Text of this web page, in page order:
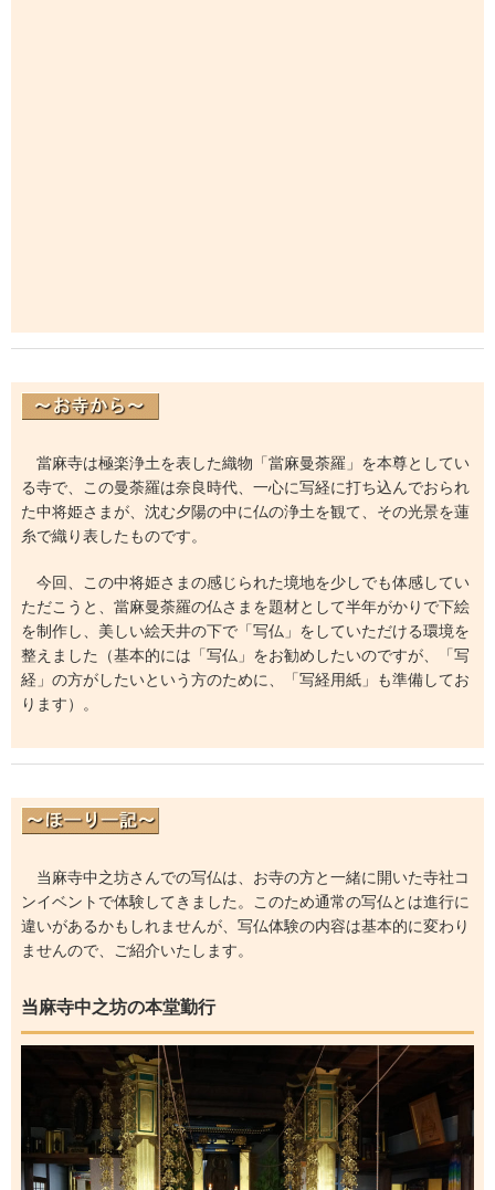
當麻寺は極楽浄土を表した織物「當麻曼荼羅」を本尊としてい
る寺で、この曼荼羅は奈良時代、一心に写経に打ち込んでおられ
た中将姫さまが、沈む夕陽の中に仏の浄土を観て、その光景を蓮
糸で織り表したものです。
今回、この中将姫さまの感じられた境地を少しでも体感してい
ただこうと、當麻曼荼羅の仏さまを題材として半年がかりで下絵
を制作し、美しい絵天井の下で「写仏」をしていただける環境を
整えました（基本的には「写仏」をお勧めしたいのですが、「写
経」の方がしたいという方のために、「写経用紙」も準備してお
ります）。
当麻寺中之坊さんでの写仏は、お寺の方と一緒に開いた寺社コ
ンイベントで体験してきました。このため通常の写仏とは進行に
違いがあるかもしれませんが、写仏体験の内容は基本的に変わり
ませんので、ご紹介いたします。
当麻寺中之坊の本堂勤行